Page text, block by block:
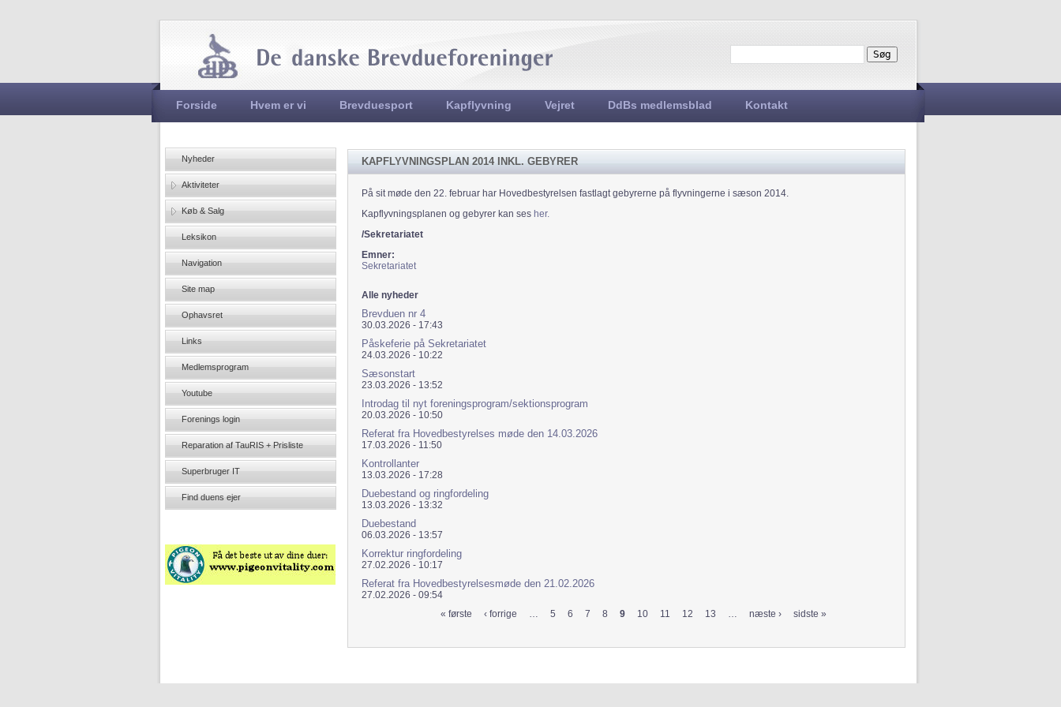
Søgefelt
Søg
Hovedmenu
Forside Hvem er vi Brevduesport Kapflyvning Vejret DdBs medlemsblad Kontakt
KAPFLYVNINGSPLAN 2014 INKL. GEBYRER
På sit møde den 22. februar har Hovedbestyrelsen fastlagt gebyrerne på flyvningerne i sæson 2014.
Kapflyvningsplanen og gebyrer kan ses her.
/Sekretariatet
Emner:
Sekretariatet
Alle nyheder
Brevduen nr 4
30.03.2026 - 17:43
Påskeferie på Sekretariatet
24.03.2026 - 10:22
Sæsonstart
23.03.2026 - 13:52
Introdag til nyt foreningsprogram/sektionsprogram
20.03.2026 - 10:50
Referat fra Hovedbestyrelses møde den 14.03.2026
17.03.2026 - 11:50
Kontrollanter
13.03.2026 - 17:28
Duebestand og ringfordeling
13.03.2026 - 13:32
Duebestand
06.03.2026 - 13:57
Korrektur ringfordeling
27.02.2026 - 10:17
Referat fra Hovedbestyrelsesmøde den 21.02.2026
27.02.2026 - 09:54
« første ‹ forrige … 5 6 7 8 9 10 11 12 13 … næste › sidste »
Nyheder
Aktiviteter
Køb & Salg
Leksikon
Navigation
Site map
Ophavsret
Links
Medlemsprogram
Youtube
Forenings login
Reparation af TauRIS + Prisliste
Superbruger IT
Find duens ejer